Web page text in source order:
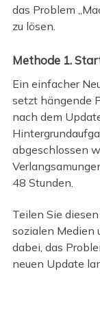
das Problem
zu lösen.
Methode 1.
Ein einfacher
setzt hängende
nach dem
abgeschlossen
48 Stunden.
Teilen Sie
sozialen Medien
dabei, das
neuen Update